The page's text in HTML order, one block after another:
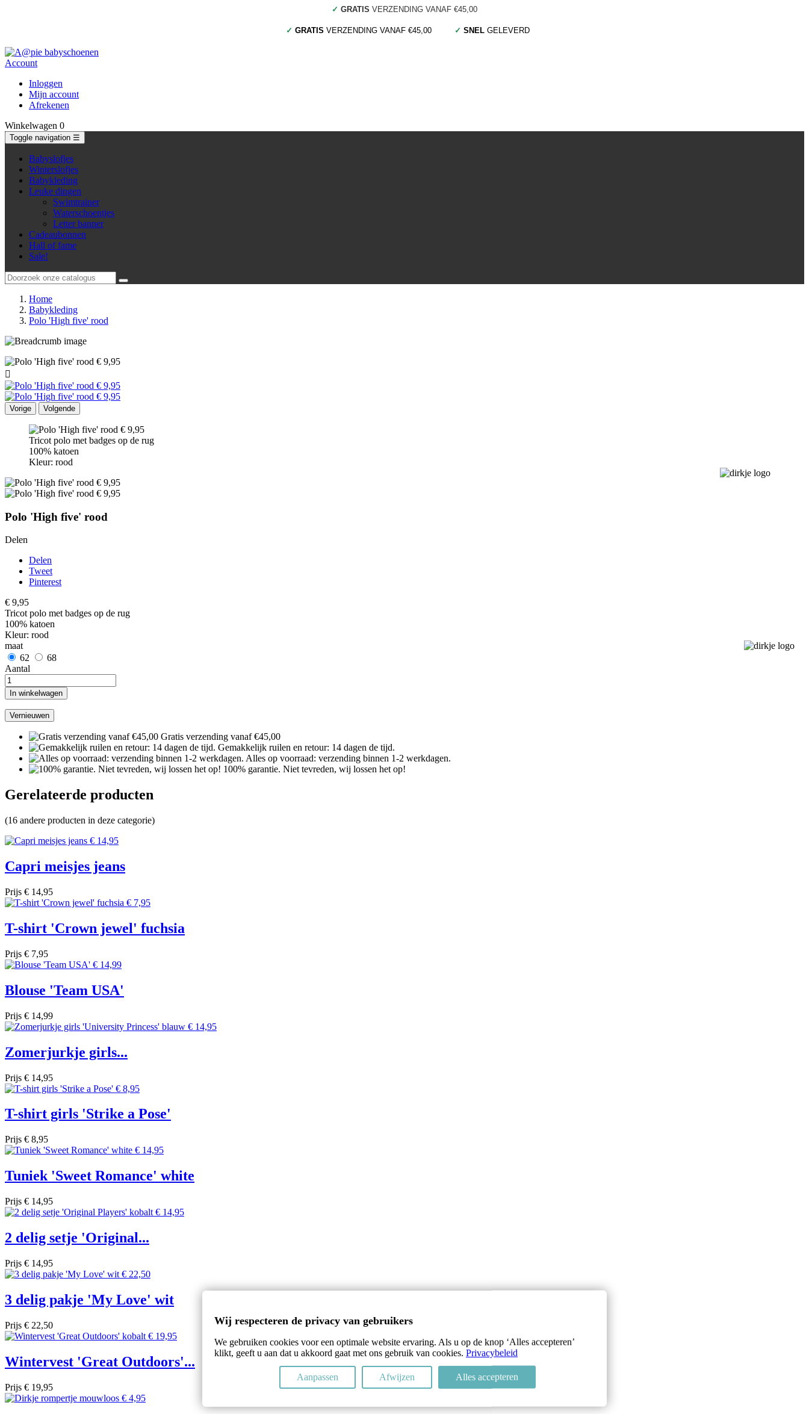
✓ GRATIS VERZENDING VANAF €45,00
✓ GRATIS VERZENDING VANAF €45,00 ✓ SNELGELEVERD
Account
Inloggen
Mijn account
Afrekenen
Winkelwagen 0
Toggle navigation ☰
Babyslofjes
Winterslofjes
Babykleding
Leuke dingen
Swimtrainer
Waterschoentjes
Letter banner
Cadeaubonnen
Hall of fame
Sale!
Home
Babykleding
Polo 'High five' rood

Vorige Volgende
Tricot polo met badges op de rug
100% katoen
Kleur: rood
Polo 'High five' rood
Delen
Delen
Tweet
Pinterest
€ 9,95
Tricot polo met badges op de rug
100% katoen
Kleur: rood
maat
62
68
Aantal
In winkelwagen
Gratis verzending vanaf €45,00
Gemakkelijk ruilen en retour: 14 dagen de tijd.
Alles op voorraad: verzending binnen 1-2 werkdagen.
100% garantie. Niet tevreden, wij lossen het op!
Gerelateerde producten
(16 andere producten in deze categorie)
Capri meisjes jeans
Prijs € 14,95
T-shirt 'Crown jewel' fuchsia
Prijs € 7,95
Blouse 'Team USA'
Prijs € 14,99
Zomerjurkje girls...
Prijs € 14,95
T-shirt girls 'Strike a Pose'
Prijs € 8,95
Tuniek 'Sweet Romance' white
Prijs € 14,95
2 delig setje 'Original...
Prijs € 14,95
3 delig pakje 'My Love' wit
Prijs € 22,50
Wintervest 'Great Outdoors'...
Prijs € 19,95
Wij respecteren de privacy van gebruikers
We gebruiken cookies voor een optimale website ervaring. Als u op de knop ‘Alles accepteren’
klikt, geeft u aan dat u akkoord gaat met ons gebruik van cookies. Privacybeleid
Aanpassen Afwijzen Alles accepteren